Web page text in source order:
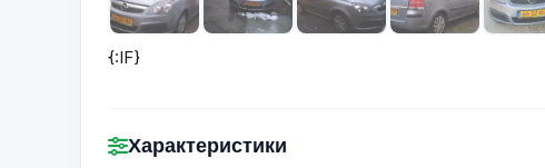
{:IF}
Характеристики